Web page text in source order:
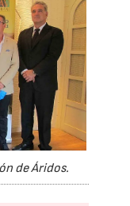
de Áridos.